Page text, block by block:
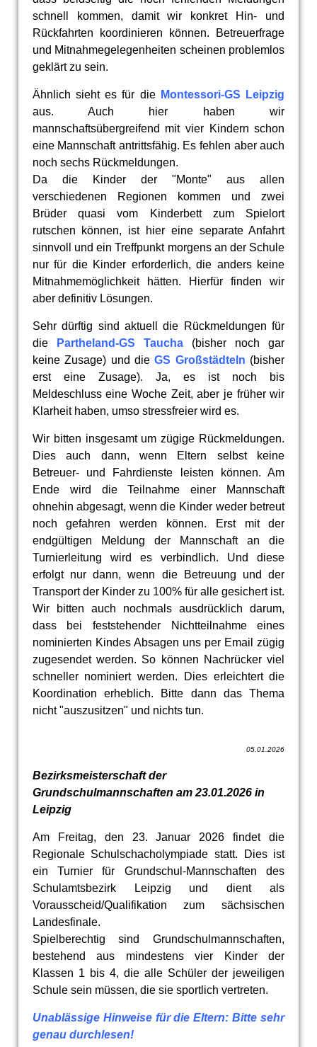
schnell kommen, damit wir konkret Hin- und
Rückfahrten koordinieren können. Betreuerfrage
und Mitnahmegelegenheiten scheinen problemlos
geklärt zu sein.
Ähnlich sieht es für die Montessori-GS Leipzig
aus. Auch hier haben wir
mannschaftsübergreifend mit vier Kindern schon
eine Mannschaft antrittsfähig. Es fehlen aber auch
noch sechs Rückmeldungen.
Da die Kinder der "Monte" aus allen
verschiedenen Regionen kommen und zwei
Brüder quasi vom Kinderbett zum Spielort
rutschen können, ist hier eine separate Anfahrt
sinnvoll und ein Treffpunkt morgens an der Schule
nur für die Kinder erforderlich, die anders keine
Mitnahmemöglichkeit hätten. Hierfür finden wir
aber definitiv Lösungen.
Sehr dürftig sind aktuell die Rückmeldungen für
die
Partheland-GS Taucha(bisher noch gar
keine Zusage) und dieGS Großstädteln (bisher
erst eine Zusage). Ja, es ist noch bis
Meldeschluss eine Woche Zeit, aber je früher wir
Klarheit haben, umso stressfreier wird es.
Wir bitten insgesamt um zügige Rückmeldungen.
Dies auch dann, wenn Eltern selbst keine
Betreuer- und Fahrdienste leisten können. Am
Ende wird die Teilnahme einer Mannschaft
ohnehin abgesagt, wenn die Kinder weder betreut
noch gefahren werden können. Erst mit der
endgültigen Meldung der Mannschaft an die
Turnierleitung wird es verbindlich. Und diese
erfolgt nur dann, wenn die Betreuung und der
Transport der Kinder zu 100% für alle gesichert ist.
Wir bitten auch nochmals ausdrücklich darum,
dass bei feststehender Nichtteilnahme eines
nominierten Kindes Absagen uns per Email zügig
zugesendet werden. So können Nachrücker viel
schneller nominiert werden. Dies erleichtert die
Koordination erheblich. Bitte dann das Thema
nicht "auszusitzen" und nichts tun.
05.01.2026
Bezirksmeisterschaft der
Grundschulmannschaften am 23.01.2026 in
Leipzig
Am Freitag, den 23. Januar 2026 findet die
Regionale Schulschacholympiade statt. Dies ist
ein Turnier für Grundschul-Mannschaften des
Schulamtsbezirk Leipzig und dient als
Vorausscheid/Qualifikation zum sächsischen
Landesfinale.
Spielberechtig sind Grundschulmannschaften,
bestehend aus mindestens vier Kinder der
Klassen 1 bis 4, die alle Schüler der jeweiligen
Schule sein müssen, die sie sportlich vertreten.
Unablässige Hinweise für die Eltern: Bitte sehr
genau durchlesen!